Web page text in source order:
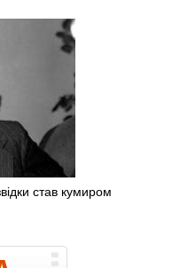
став кумиром